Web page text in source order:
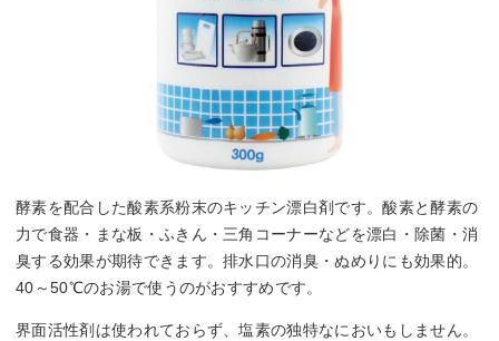
酵素を配合した酸素系粉末のキッチン漂白剤です。酸素と酵素の
力で食器・まな板・ふきん・三角コーナーなどを漂白・除菌・消
臭する効果が期待できます。排水口の消臭・ぬめりにも効果的。
40～50℃のお湯で使うのがおすすめです。
界面活性剤は使われておらず、塩素の独特なにおいもしません。